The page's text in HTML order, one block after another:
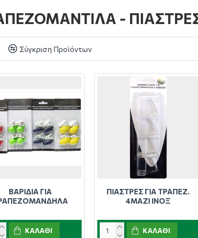
-
Σύγκριση Προϊόντων
ΒΑΡΙΔΙΑ ΓΙΑ
ΚΑΛΆΘΙ
ΠΙΑΣΤΡΕΣ ΓΙΑ ΤΡΑΠΕΖ.
4ΜΑΖΙ ΙΝΟΞ
ΚΑΛΆΘΙ